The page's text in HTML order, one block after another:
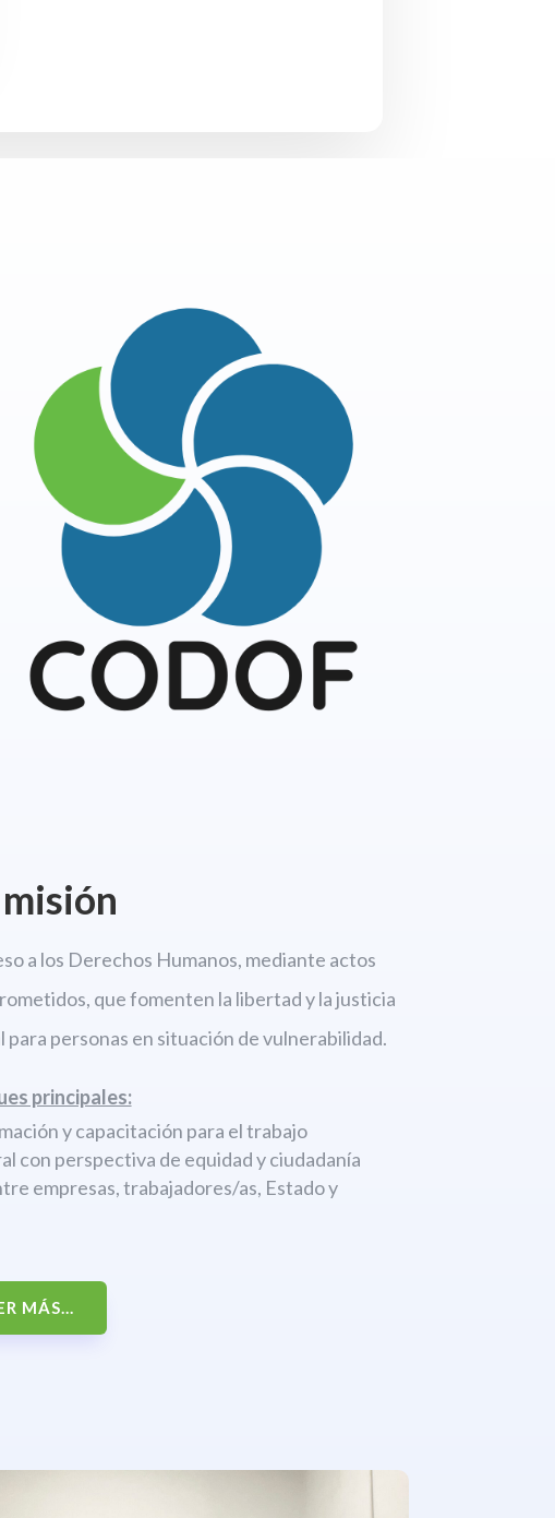
a los Derechos Humanos, mediante actos
que fomenten la libertady la justicia
para personas en situación de vulnerabilidad.
principales:
y capacitación para el trabajo
con perspectiva de equidad y ciudadanía
empresas, trabajadores/as, Estado y
MÁS...